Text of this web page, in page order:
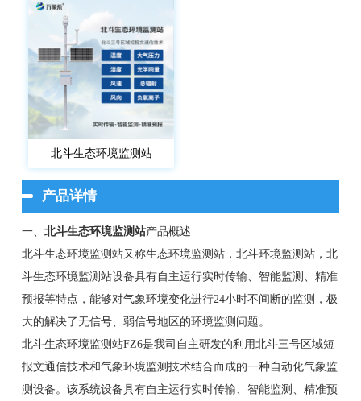
北斗生态环境监测站
产品详情
一、 北斗生态环境监测站产品概述
北斗生态环境监测站又称生态环境监测站，北斗环境监测站，北
斗生态环境监测站设备具有自主运行实时传输、智能监测、精准
预报等特点，能够对气象环境变化进行24小时不间断的监测，极
大的解决了无信号、弱信号地区的环境监测问题。
北斗生态环境监测站FZ6是我司自主研发的利用北斗三号区域短
报文通信技术和气象环境监测技术结合而成的一种自动化气象监
测设备。该系统设备具有自主运行实时传输、智能监测、精准预